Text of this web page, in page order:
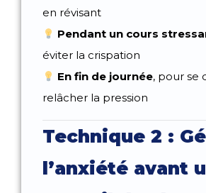
en révisant
Pendant un cours
éviter la crispation
En fin de journée, pour se
relâcher la pression
Technique 2 :
l’anxiété avant